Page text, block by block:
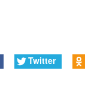
Twitter